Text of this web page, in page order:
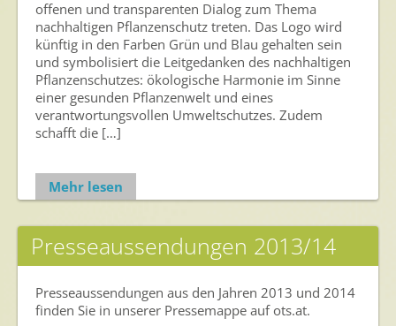
offenen und transparenten Dialog zum Thema
nachhaltigen Pflanzenschutz treten. Das Logo wird
künftig in den Farben Grün und Blau gehalten sein
und symbolisiert die Leitgedanken des nachhaltigen
Pflanzenschutzes: ökologische Harmonie im Sinne
einer gesunden Pflanzenwelt und eines
verantwortungsvollen Umweltschutzes. Zudem
schafft die […]
Mehr lesen
Presseaussendungen 2013/14
Presseaussendungen aus den Jahren 2013 und 2014
finden Sie in unserer Pressemappe auf ots.at.